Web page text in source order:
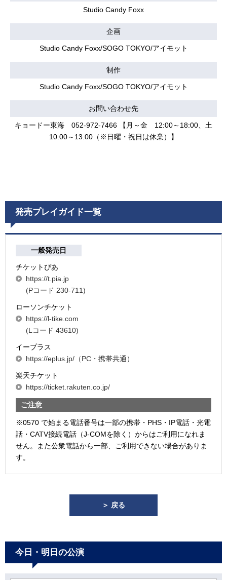
Studio Candy Foxx
企画
Studio Candy Foxx/SOGO TOKYO/アイモット
制作
Studio Candy Foxx/SOGO TOKYO/アイモット
お問い合わせ先
キョードー東海 052-972-7466 【月～金 12:00～18:00、土
10:00～13:00（※日曜・祝日は休業）】
発売プレイガイド一覧
一般発売日
チケットぴあ
https://t.pia.jp
(Pコード 230-711)
ローソンチケット
https://l-tike.com
(Lコード 43610)
イープラス
https://eplus.jp/（PC・携帯共通）
楽天チケット
https://ticket.rakuten.co.jp/
ご注意
※0570 で始まる電話番号は一部の携帯・PHS・IP電話・光電
話・CATV接続電話（J-COMを除く）からはご利用になれま
せん。また公衆電話から一部、ご利用できない場合がありま
す。
＞ 戻る
今日・明日の公演